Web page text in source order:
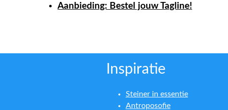
Aanbieding: Bestel jouw Tagline!
Inspiratie
Steiner in essentie
Antroposofie